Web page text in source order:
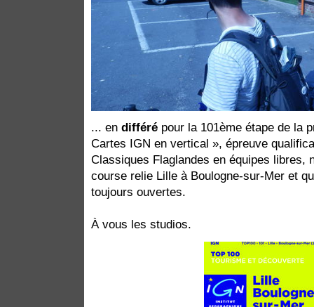
... en différé pour la 101ème étape de la
Cartes IGN en vertical », épreuve
Classiques Flaglandes en équipes libres,
course relie Lille à Boulogne-sur-Mer et
toujours ouvertes.
À vous les studios.